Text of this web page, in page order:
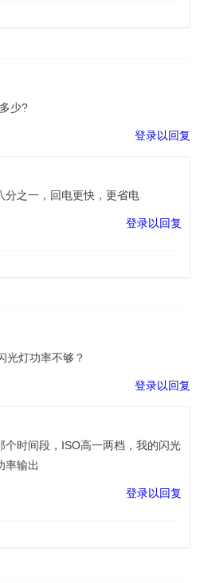
少?
登录以回复
分之一，回电更快，更省电
登录以回复
光灯功率不够？
登录以回复
个时间段，ISO高一两档，我的闪光
率输出
登录以回复